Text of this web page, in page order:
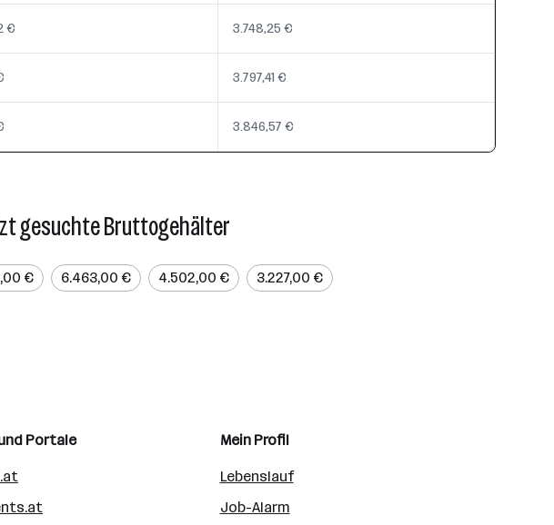
€ 3.748,25 €
3.797,41 €
3.846,57 €
gesuchte Bruttogehälter
€ 6.463,00 € 4.502,00 € 3.227,00 €
Portale Mein Profil
Lebenslauf
Job-Alarm